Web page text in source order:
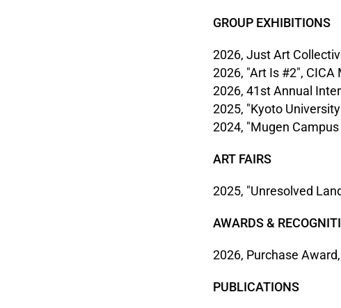
GROUP EXHIBITIONS
2026, Just Art
2026, "Art Is #2",
2026, 41st Annual
2025, "Kyoto
2024, "Mugen
ART FAIRS
2025, "Unresolved
AWARDS &
2026, Purchase
PUBLICATIONS